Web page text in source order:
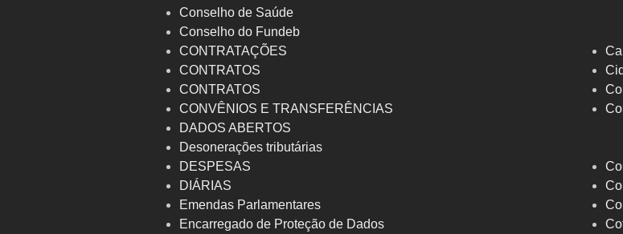
Conselho de Saúde
Conselho do Fundeb
CONTRATAÇÕES
CONTRATOS
CONTRATOS
CONVÊNIOS E TRANSFERÊNCIAS
DADOS ABERTOS
Desonerações tributárias
DESPESAS
DIÁRIAS
Emendas Parlamentares
Encarregado de Proteção de Dados